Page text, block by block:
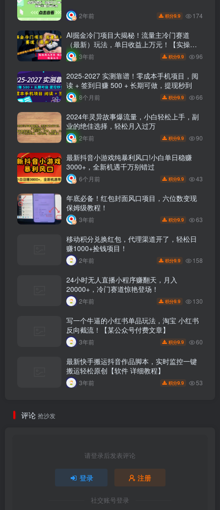
2年前 积分9.9 174
AI掘金冷门项目大揭秘！流量主冷门赛道
（最新）玩法，单日收益上万元！【实操教
程】3年前 积分9.9 96
2025-2027 实测靠谱！零成本手机项目，阅
读 + 签到日赚 500 + 长期可做，提现秒到
8个月前 积分9.9 66
2024年灵异故事爆流量，小白轻松上手，副
业的绝佳选择，轻松月入过万
2年前 积分9.9 90
最新抖音小游戏纯暴利风口!小白单日稳赚
3000+，全新机遇千万别错过
6个月前 积分9.9 43
年底必备！红包封面风口项目，六位数变现
保姆级教程！
3年前 积分9.9 63
移动积分兑换红包，代理渠道开了，轻松日
赚1000+捡钱项目！
2年前 积分9.9 158
24小时无人直播小程序赚翻天，月入
20000+，冷门赛道惊艳登场！
2年前 积分9.9 130
写一个牛逼的小红书单品玩法，淘宝 小红书
反向截流！【某公众号付费文章】
3年前 积分9.9 60
最新快手搬运抖音作品脚本，实时监控一键
搬运轻松原创【软件 详细教程】
3年前 积分9.9 53
评论 抢沙发
请登录后发表评论
登录 注册
社交账号登录